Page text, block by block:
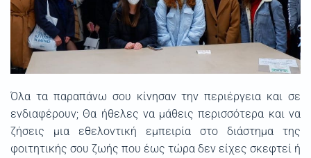
Όλα τα παραπάνω σου κίνησαν την περιέργεια και σε
ενδιαφέρουν; Θα ήθελες να μάθεις περισσότερα και να
ζήσεις μια εθελοντική εμπειρία στο διάστημα της
φοιτητικής σου ζωής που έως τώρα δεν είχες σκεφτεί ή